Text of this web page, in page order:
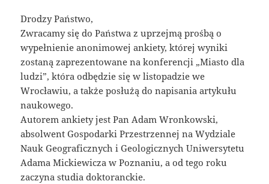
Drodzy Państwo,
Zwracamy się do Państwa z uprzejmą prośbą o
wypełnienie anonimowej ankiety, której wyniki
zostaną zaprezentowane na konferencji „Miasto dla
ludzi”, która odbędzie się w listopadzie we
Wrocławiu, a także posłużą do napisania artykułu
naukowego.
Autorem ankiety jest Pan Adam Wronkowski,
absolwent Gospodarki Przestrzennej na Wydziale
Nauk Geograficznych i Geologicznych Uniwersytetu
Adama Mickiewicza w Poznaniu, a od tego roku
zaczyna studia doktoranckie.